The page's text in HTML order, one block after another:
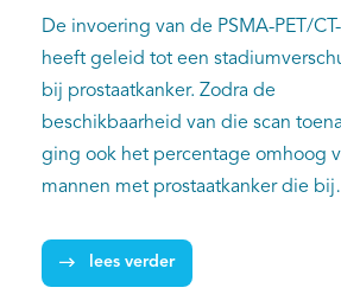
De invoering van de PSMA-PET/
heeft geleid tot een
bij prostaatkanker. Zodra de
beschikbaarheid van die scan
ging ook het percentage omhoog
mannen met prostaatkanker die bij
lymfeklieren en/of elders in het
Het gaat om een toename van
lees verder